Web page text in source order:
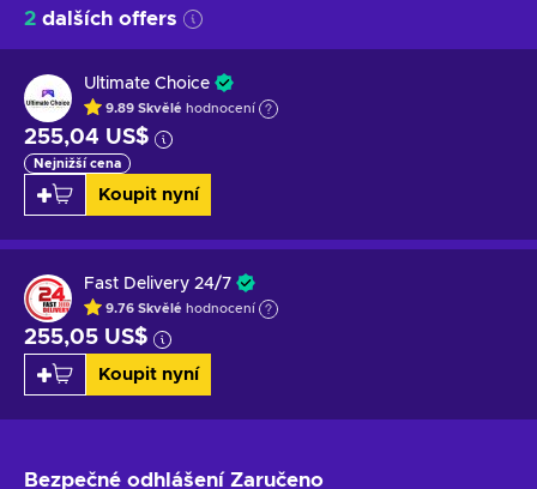
2 dalších offers
Ultimate Choice
9.89 Skvělé hodnocení
255,04 US$
Nejnižší cena
Koupit nyní
Fast Delivery 24/7
9.76 Skvělé hodnocení
255,05 US$
Koupit nyní
Bezpečné odhlášení Zaručeno